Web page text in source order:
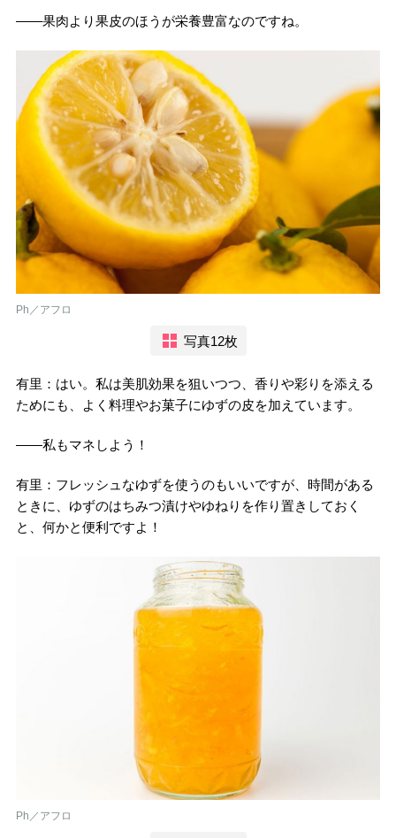
――果肉より果皮のほうが栄養豊富なのですね。
Ph／アフロ
写真12枚
有里：はい。私は美肌効果を狙いつつ、香りや彩りを添える
ためにも、よく料理やお菓子にゆずの皮を加えています。
――私もマネしよう！
有里：フレッシュなゆずを使うのもいいですが、時間がある
ときに、ゆずのはちみつ漬けやゆねりを作り置きしておく
と、何かと便利ですよ！
Ph／アフロ